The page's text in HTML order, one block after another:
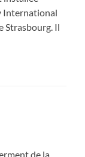
International
Strasbourg. Il
de la